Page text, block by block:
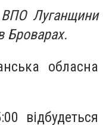
ВПО Луганщини
Броварах.
обласна
відбудеться